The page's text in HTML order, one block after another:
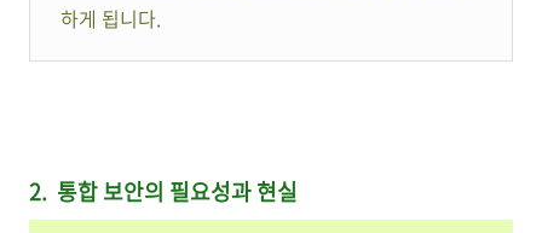
하게 됩니다.
2. 통합 보안의 필요성과 현실